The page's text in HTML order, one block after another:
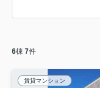
6棟 7件
賃貸マンション